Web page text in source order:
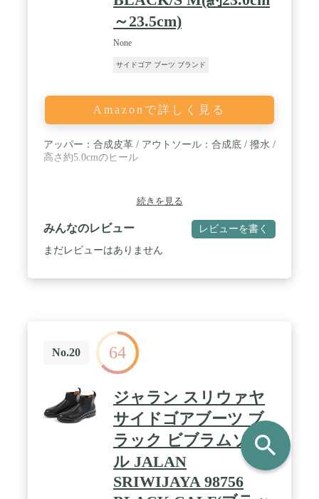
～23.5cm)
None
サイドゴア ブーツ ブランド
Amazonで詳しく見る
アッパー：合成皮革 / アウトソール：合成底 / 撥水 /
高さ約5.0cmのヒール
続きを見る
みんなのレビュー レビューを書く
まだレビューはありません
No.20 64
ジャラン スリウァヤ
サイドゴアブーツ ブ
ラック ビブラムソー
ル JALAN
SRIWIJAYA 98756
search